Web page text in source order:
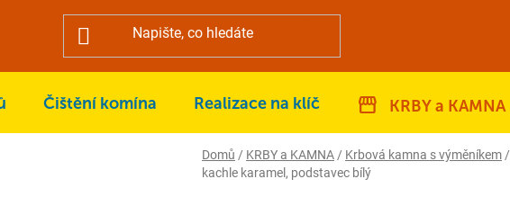
Čištění komína Realizace na klíč KRBY a KAMNA
Domů / KRBY a KAMNA / Krbová kamna s výměníkem /
kachle karamel, podstavec bílý